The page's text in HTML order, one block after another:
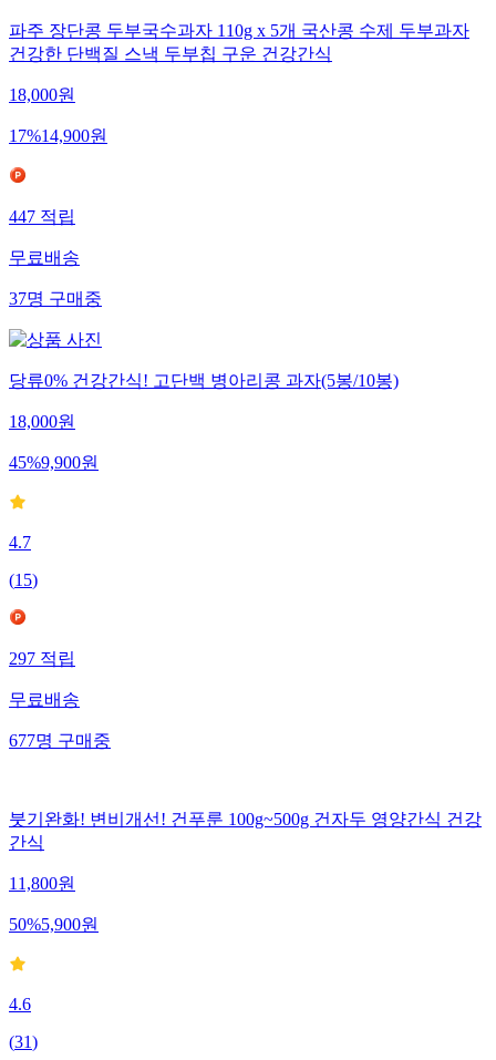
파주 장단콩 두부국수과자 110g x 5개 국산콩 수제 두부과자
건강한 단백질 스낵 두부칩 구운 건강간식
18,000원
17%14,900원
447적립
무료배송
37명구매중
당류0% 건강간식! 고단백 병아리콩 과자(5봉/10봉)
18,000원
45%9,900원
4.7
(15)
297적립
무료배송
677명구매중
붓기완화! 변비개선! 건푸룬 100g~500g 건자두 영양간식 건강
간식
11,800원
50%5,900원
4.6
(31)